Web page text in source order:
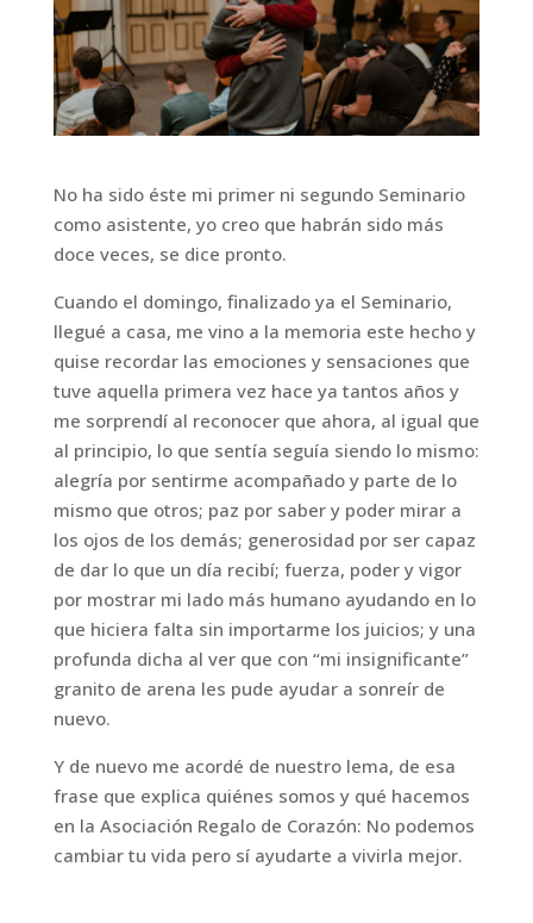
No ha sido éste mi primer ni segundo Seminario
como asistente, yo creo que habrán sido más
doce veces, se dice pronto.
Cuando el domingo, finalizado ya el Seminario,
llegué a casa, me vino a la memoria este hecho y
quise recordar las emociones y sensaciones que
tuve aquella primera vez hace ya tantos años y
me sorprendí al reconocer que ahora, al igual que
al principio, lo que sentía seguía siendo lo mismo:
alegría por sentirme acompañado y parte de lo
mismo que otros; paz por saber y poder mirar a
los ojos de los demás; generosidad por ser capaz
de dar lo que un día recibí; fuerza, poder y vigor
por mostrar mi lado más humano ayudando en lo
que hiciera falta sin importarme los juicios; y una
profunda dicha al ver que con “mi insignificante”
granito de arena les pude ayudar a sonreír de
nuevo.
Y de nuevo me acordé de nuestro lema, de esa
frase que explica quiénes somos y qué hacemos
en la Asociación Regalo de Corazón: No podemos
cambiar tu vida pero sí ayudarte a vivirla mejor.